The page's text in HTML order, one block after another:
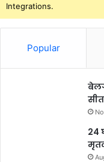
Integrations.
Popular
24